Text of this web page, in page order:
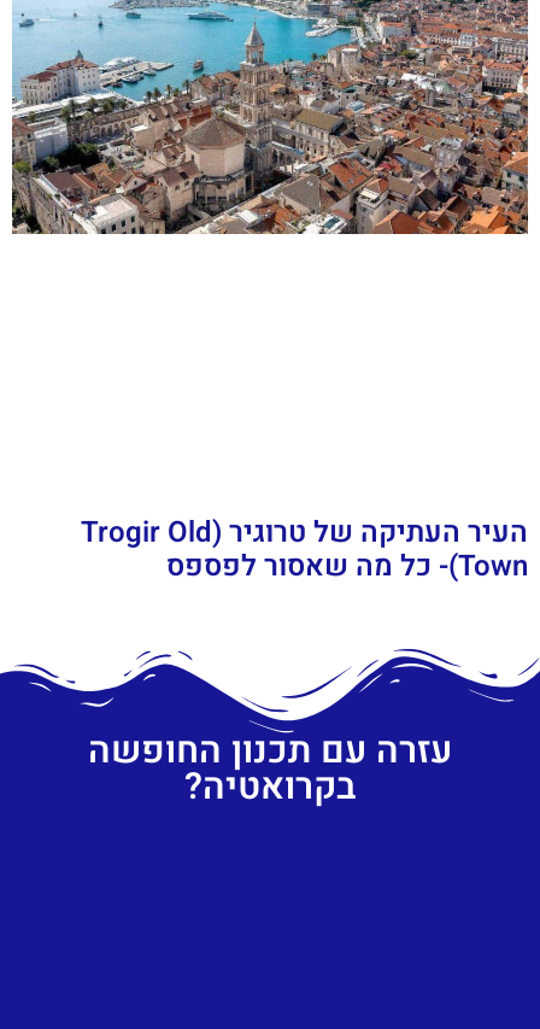
העיר העתיקה של טרוגיר (Trogir Old
Town)- כל מה שאסור לפספס
עזרה עם תכנון החופשה
בקרואטיה?